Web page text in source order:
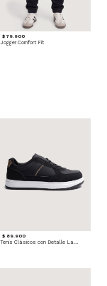
$ 79.900
Jogger Comfort Fit
$ 89.900